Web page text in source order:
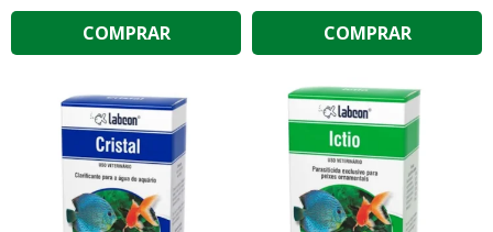
COMPRAR COMPRAR